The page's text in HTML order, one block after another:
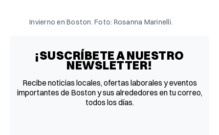
Invierno en Boston. Foto: Rosanna Marinelli.
¡SUSCRÍBETE A NUESTRO
NEWSLETTER!
Recibe noticias locales, ofertas laborales y eventos
importantes de Boston y sus alrededores en tu correo,
todos los días.